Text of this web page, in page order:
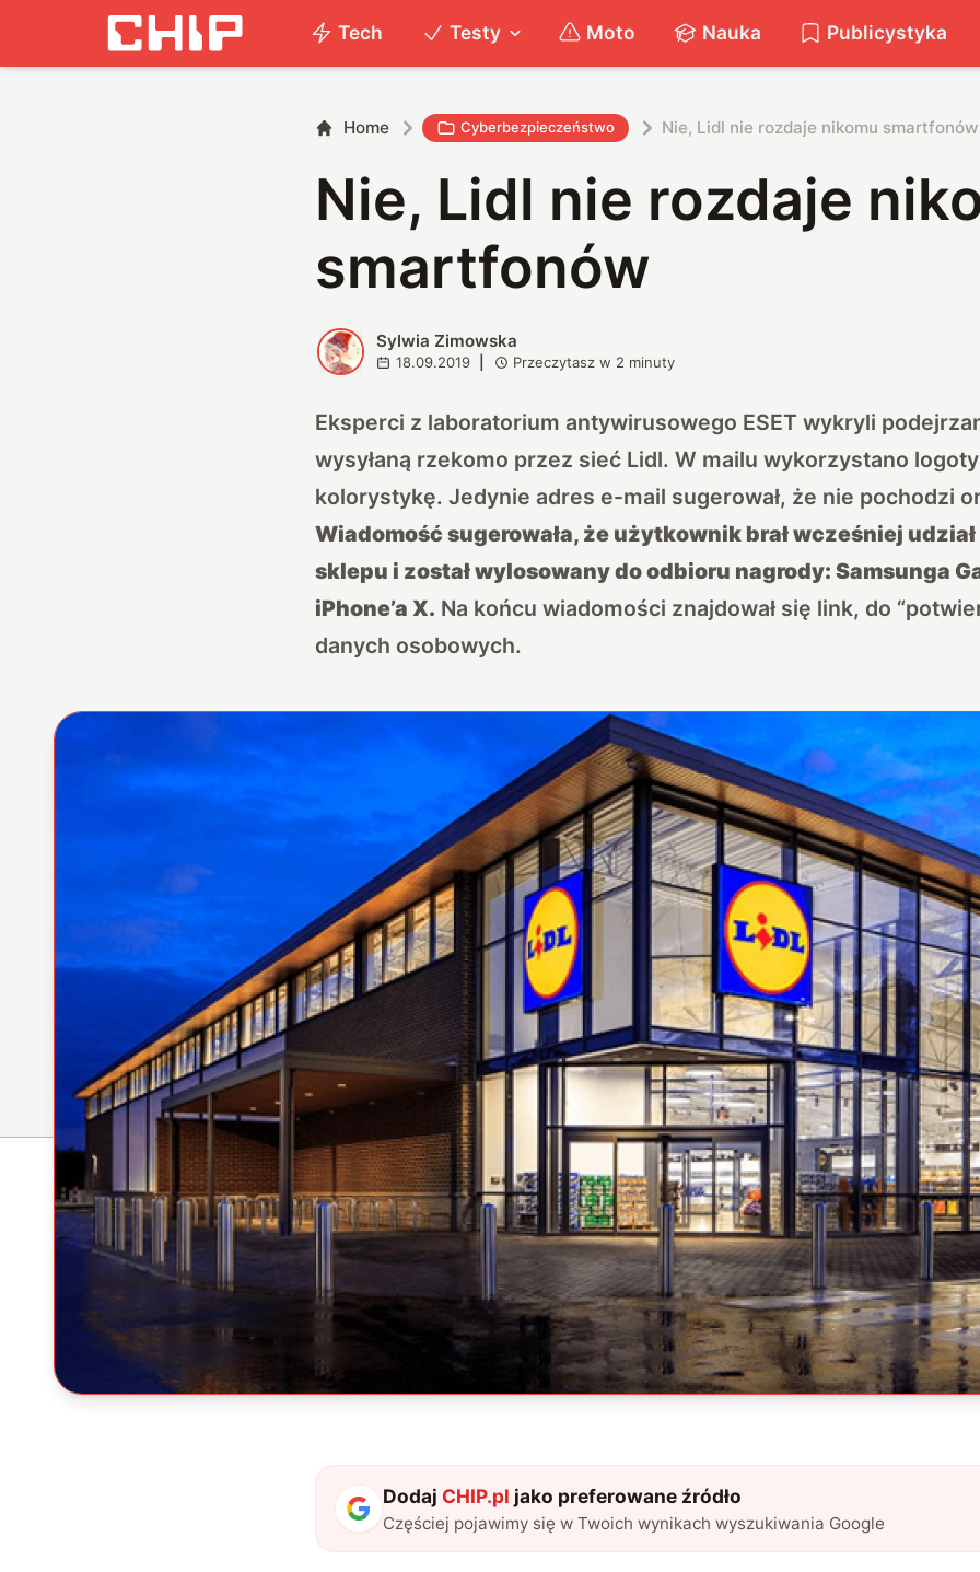
Tech Testy Moto Nauka Publicystyka
Home Cyberbezpieczeństwo Nie, Lidl nie rozdaje nikomu smartfonów
Nie, Lidl nie rozdaje
smartfonów
S Sylwia Zimowska
18.09.2019 Przeczytasz w 2 minuty
Eksperci z laboratorium antywirusowego ESET wykryli
wysyłaną rzekomo przez sieć Lidl. W mailu wykorzystano
kolorystykę. Jedynie adres e-mail sugerował, że nie pochodzi
Wiadomość sugerowała, że użytkownik brał wcześniej
sklepu i został wylosowany do odbioru nagrody: Samsunga
iPhone’a X. Na końcu wiadomości znajdował się link, do
danych osobowych.
Dodaj CHIP.pl jako preferowane źródło
Częściej pojawimy się w Twoich wynikach wyszukiwania Google